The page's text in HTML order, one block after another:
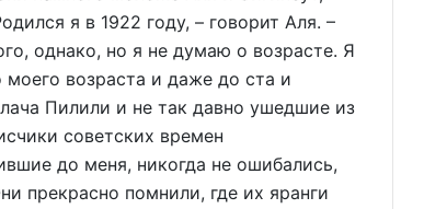
я в 1922 году, – говорит Аля. –
однако, но я не думаю о возрасте. Я
возраста и даже до ста и
Пилили и не так давно ушедшие из
советских времен
до меня, никогда не ошибались,
прекрасно помнили, где их яранги